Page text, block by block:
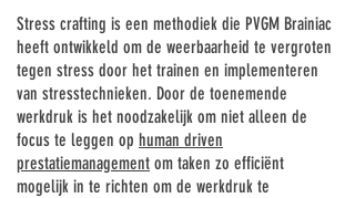
Stress crafting is een methodiek die PVGM Brainiac
heeft ontwikkeld om de weerbaarheid te vergroten
tegen stress door het trainen en implementeren
van stresstechnieken. Door de toenemende
werkdruk is het noodzakelijk om niet alleen de
focus te leggen op human driven
prestatiemanagement om taken zo efficiënt
mogelijk in te richten om de werkdruk te